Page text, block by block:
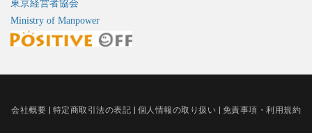
東京経営者協会
Ministry of Manpower
会社概要 | 特定商取引法の表記 | 個人情報の取り扱い | 免責事項・利用規約